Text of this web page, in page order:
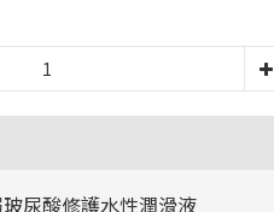
尿酸修護水性潤滑液